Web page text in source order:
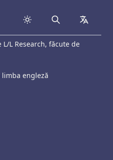
Search
L Research, făcute de
engleză